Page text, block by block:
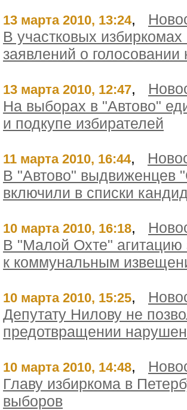
13 марта 2010, 13:24,
В участковых
заявлений о
13 марта 2010, 12:47,
На выборах в "Автово"
и подкупе избирателей
11 марта 2010, 16:44,
В "Автово" выдвиженцев
включили в списки
10 марта 2010, 16:18,
В "Малой Охте"
к коммунальным
10 марта 2010, 15:25,
Депутату Нилову не
предотвращении
10 марта 2010, 14:48,
Главу избиркома в
выборов